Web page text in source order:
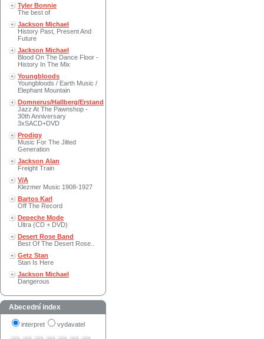
Tyler Bonnie
The best of
Jackson Michael
History Past, Present And
Future
Jackson Michael
Blood On The Dance Floor -
History In The Mix
Youngbloods
Youngbloods / Earth Music /
Elephant Mountain
Domnerus/Hallberg/Erstand
Jazz At The Pawnshop -
30th Anniversary
3xSACD+DVD
Prodigy
Music For The Jilted
Generation
Jackson Alan
Freight Train
V/A
Klezmer Music 1908-1927
Bartos Karl
Off The Record
Depeche Mode
Ultra (CD + DVD)
Desert Rose Band
Best Of The Desert Rose..
Getz Stan
Stan Is Here
Jackson Michael
Dangerous
Abecední index
interpret vydavatel